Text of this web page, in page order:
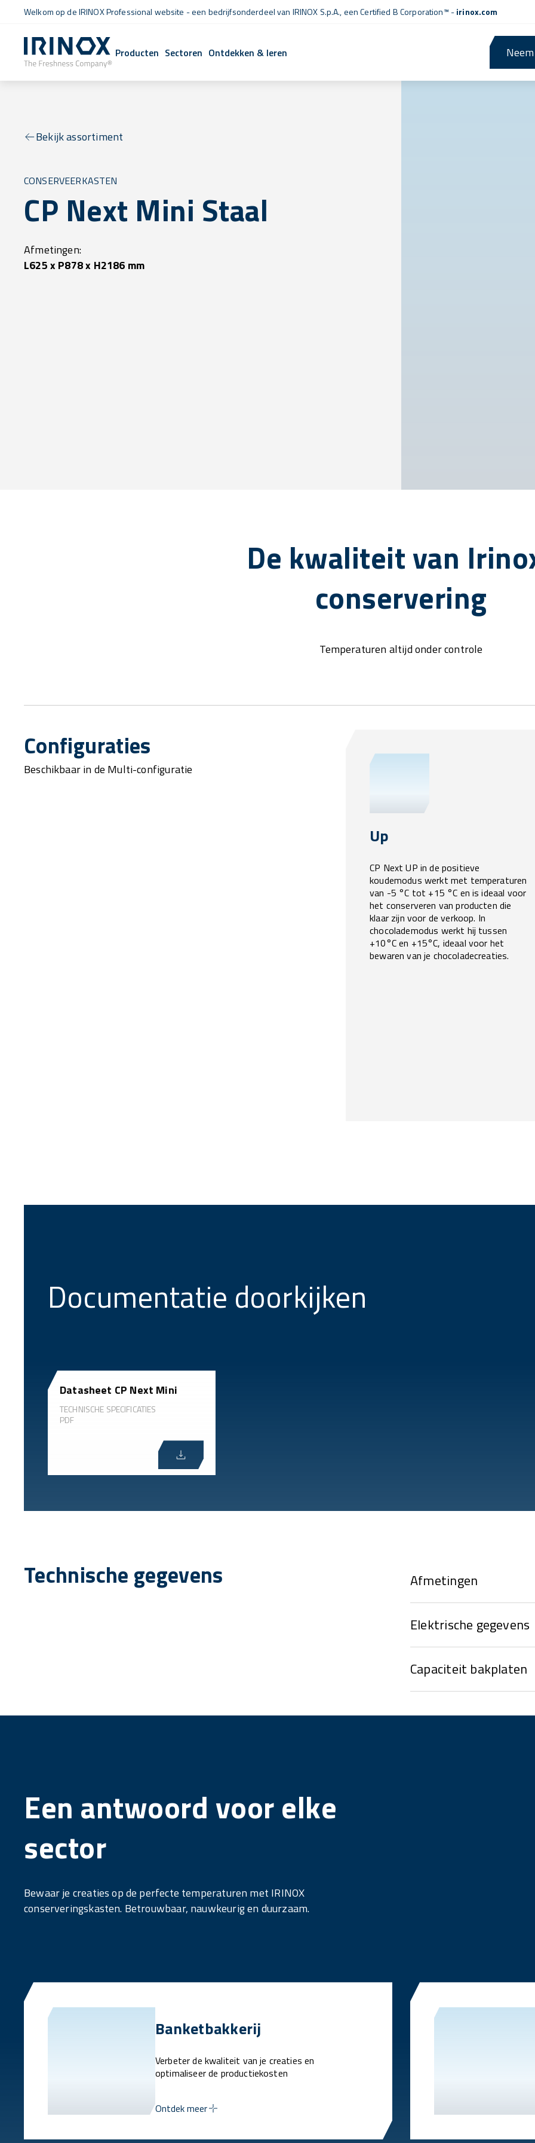
Welkom op de IRINOX Professional website - een bedrijfsonderdeel van IRINOX S.p.A., eenCertified B Corporation™ -irinox.com
Producten Sectoren Ontdekken & leren
Bekijk assortiment
CONSERVEERKASTEN
CP Next Mini Staal
Afmetingen:
L625 x P878 x H2186 mm
De kwaliteit van
conservering
Temperaturen altijd onder controle
Configuraties
Beschikbaar in de Multi-configuratie
Up
CP Next UP in de positieve
koudemodus werkt met temperaturen
van -5 °C tot +15 °C en is ideaal voor
het conserveren van producten die
klaar zijn voor de verkoop. In
chocolademodus werkt hij tussen
+10°C en +15°C, ideaal voor het
bewaren van je chocoladecreaties.
Documentatie doorkijken
Datasheet CP Next Mini
TECHNISCHE SPECIFICATIES
PDF
Technische gegevens Afmetingen
Elektrische gegevens
Capaciteit bakplaten
Een antwoord voor elke
sector
Bewaar je creaties op de perfecte temperaturen met IRINOX
conserveringskasten. Betrouwbaar, nauwkeurig en duurzaam.
Banketbakkerij
Verbeter de kwaliteit van je creaties en
optimaliseer de productiekosten
Ontdek meer